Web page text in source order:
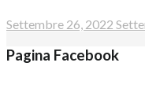
Settembre 26, 2022
Pagina Facebook